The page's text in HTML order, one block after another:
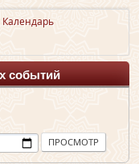
Календарь
событий